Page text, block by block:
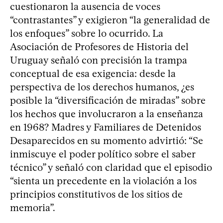
cuestionaron la ausencia de voces
“contrastantes” y exigieron “la generalidad de
los enfoques” sobre lo ocurrido. La
Asociación de Profesores de Historia del
Uruguay señaló con precisión la trampa
conceptual de esa exigencia: desde la
perspectiva de los derechos humanos, ¿es
posible la “diversificación de miradas” sobre
los hechos que involucraron a la enseñanza
en 1968? Madres y Familiares de Detenidos
Desaparecidos en su momento advirtió: “Se
inmiscuye el poder político sobre el saber
técnico” y señaló con claridad que el episodio
“sienta un precedente en la violación a los
principios constitutivos de los sitios de
memoria”.